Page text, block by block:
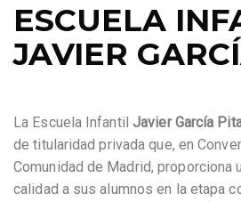
ESCUELA
JAVIER
La Escuela Infantil Javier García
de titularidad privada que, en
Comunidad de Madrid, proporciona
calidad a sus alumnos en la etapa